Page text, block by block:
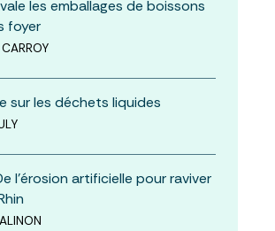
les emballages de boissons
foyer
sur les déchets liquides
l’érosion artificielle pour raviver